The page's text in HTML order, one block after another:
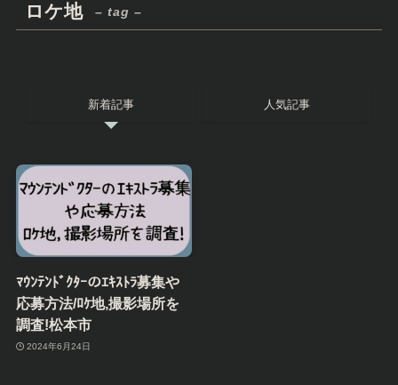
ロケ地 – tag –
新着記事 人気記事
ﾏｳﾝﾃﾝﾄﾞｸﾀｰのｴｷｽﾄﾗ募集や
応募方法/ﾛｹ地,撮影場所を
調査!松本市
2024年6月24日